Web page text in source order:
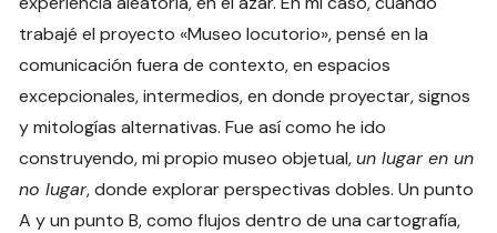
trabajé el proyecto «Museo locutorio», pensé en la
comunicación fuera de contexto, en espacios
excepcionales, intermedios, en donde proyectar, signos
y mitologías alternativas. Fue así como he ido
construyendo, mi propio museo objetual,un lugar en un
no lugar, donde explorar perspectivas dobles. Un punto
A y un punto B, como flujos dentro de una cartografía,